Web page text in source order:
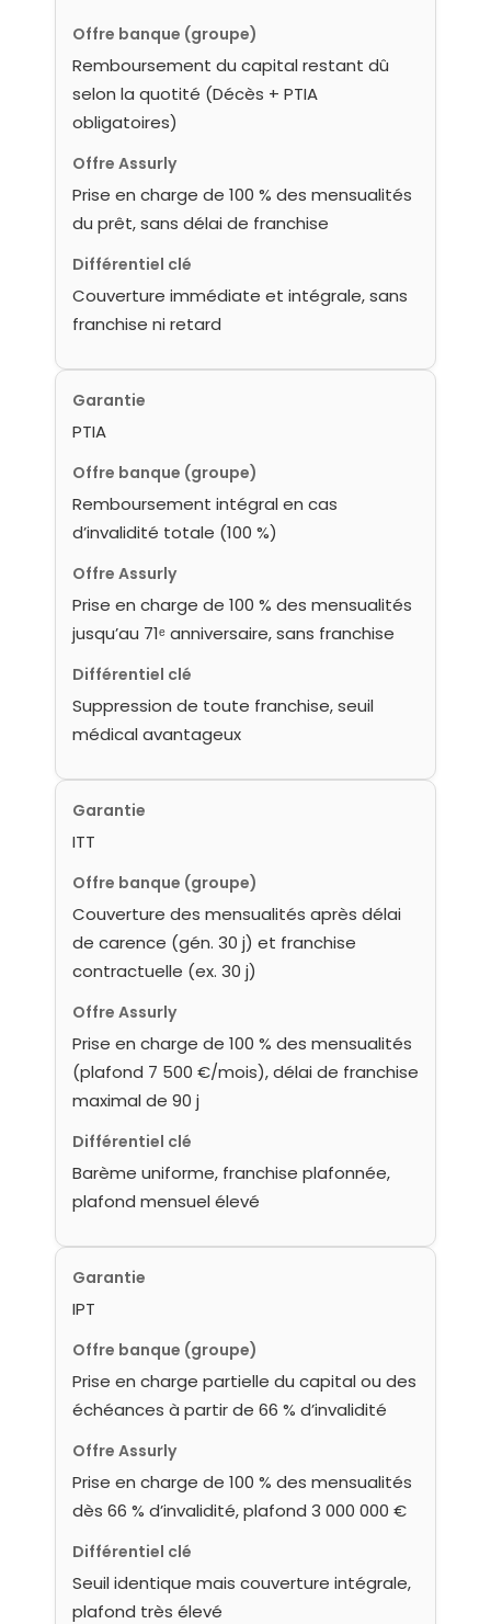
Offre banque (groupe)
Remboursement du capital restant dû
selon la quotité (Décès + PTIA
obligatoires)
Offre Assurly
Prise en charge de 100 % des mensualités
du prêt, sans délai de franchise
Différentiel clé
Couverture immédiate et intégrale, sans
franchise ni retard
Garantie
PTIA
Offre banque (groupe)
Remboursement intégral en cas
d’invalidité totale (100 %)
Offre Assurly
Prise en charge de 100 % des mensualités
jusqu’au 71ᵉ anniversaire, sans franchise
Différentiel clé
Suppression de toute franchise, seuil
médical avantageux
Garantie
ITT
Offre banque (groupe)
Couverture des mensualités après délai
de carence (gén. 30 j) et franchise
contractuelle (ex. 30 j)
Offre Assurly
Prise en charge de 100 % des mensualités
(plafond 7 500 €/mois), délai de franchise
maximal de 90 j
Différentiel clé
Barème uniforme, franchise plafonnée,
plafond mensuel élevé
Garantie
IPT
Offre banque (groupe)
Prise en charge partielle du capital ou des
échéances à partir de 66 % d’invalidité
Offre Assurly
Prise en charge de 100 % des mensualités
dès 66 % d’invalidité, plafond 3 000 000 €
Différentiel clé
Seuil identique mais couverture intégrale,
plafond très élevé